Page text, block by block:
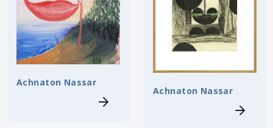
Achnaton Nassar
Achnaton Nassar